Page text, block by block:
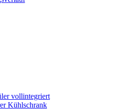
vollintegriert
Kühlschrank